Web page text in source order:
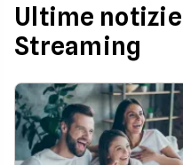
Ultime notizie
Streaming